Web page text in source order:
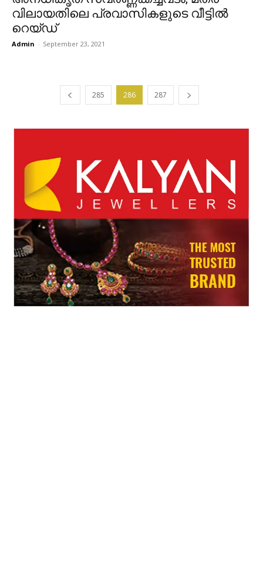
വിലായതിലെ പ്രവാസികളുടെ വീട്ടിൽ
റെയ്ഡ്
Admin - September 23, 2021
285 286 287